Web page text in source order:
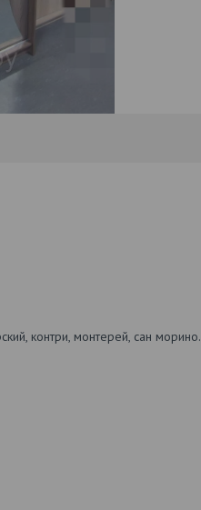
контри, монтерей, сан морино.